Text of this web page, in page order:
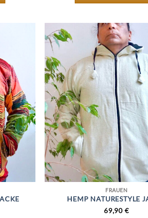
WEIST
MEHRERE
AUF.
DIE
KÖNNEN
AUF
DER
WERDEN
FRAUEN
HEMP NATURESTYLE
69,90 €